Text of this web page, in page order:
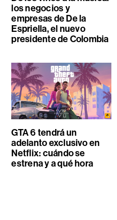
los negocios y
empresas de De la
Espriella, el nuevo
presidente de Colombia
GTA 6 tendrá un
adelanto exclusivo en
Netflix: cuándo se
estrena y a qué hora